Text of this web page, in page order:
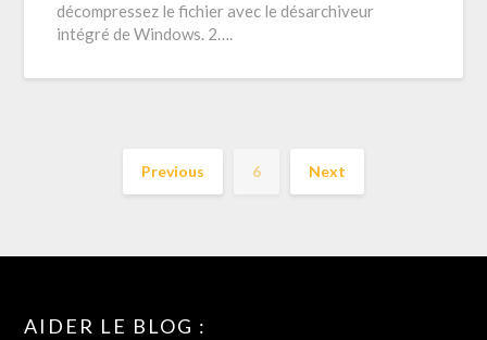
décompressez le fichier avec le désarchiveur
intégré de Windows. 2….
Previous 6 Next
AIDER LE BLOG :